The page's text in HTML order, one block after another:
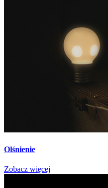
Olśnienie
Zobacz więcej